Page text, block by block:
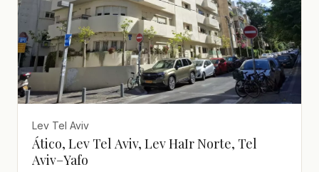
Lev Tel Aviv
Ático, Lev Tel Aviv, Lev HaIr Norte, Tel
Aviv–Yafo